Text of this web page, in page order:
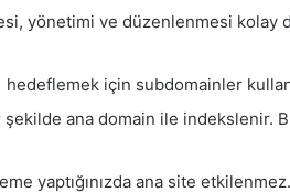
yönetimi ve düzenlenmesi kolay
için subdomainler
ana domain ile indekslenir.
yaptığınızda ana site